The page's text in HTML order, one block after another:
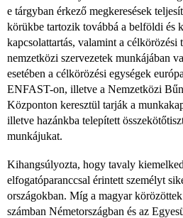
e tárgyban érkező megkeresések
körükbe tartozik továbbá a belföldi és
kapcsolattartás, valamint a célkörözési
nemzetközi szervezetek munkájában
esetében a célkörözési egységek
ENFAST-on, illetve a Nemzetközi
Központon keresztül tarják a
illetve hazánkba telepített
munkájukat.
Kihangsúlyozta, hogy tavaly
elfogatóparanccsal érintett személyt
országokban. Míg a magyar
számban Németországban és az